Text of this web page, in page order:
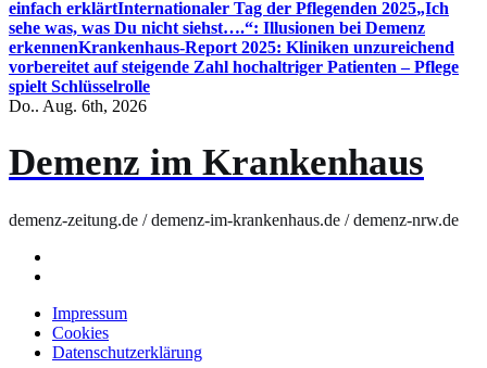
einfach erklärtInternationaler Tag der Pflegenden 2025„Ich
sehe was, was Du nicht siehst….“: Illusionen bei Demenz
erkennenKrankenhaus-Report 2025: Kliniken unzureichend
vorbereitet auf steigende Zahl hochaltriger Patienten – Pflege
spielt Schlüsselrolle
Do.. Aug. 6th, 2026
Demenz im Krankenhaus
demenz-zeitung.de / demenz-im-krankenhaus.de / demenz-nrw.de
Impressum
Cookies
Datenschutzerklärung